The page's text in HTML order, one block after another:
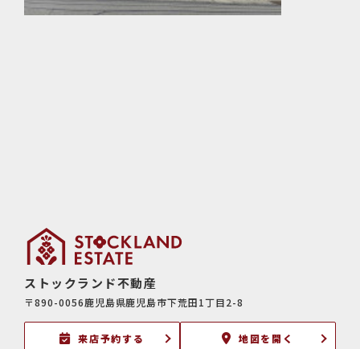
ストックランド不動産
〒890-0056鹿児島県鹿児島市下荒田1丁目2-8
来店予約する 地図を開く